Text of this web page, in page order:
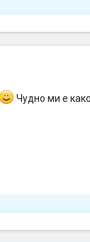
Чудно ми е